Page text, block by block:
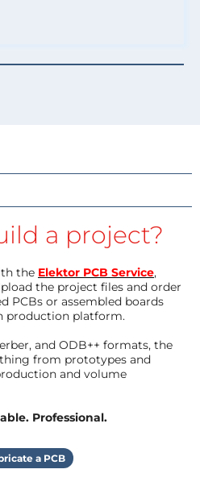
a project?
the Elektor PCB Service,
the project files and order
PCBs or assembled boards
production platform.
and ODB++ formats, the
from prototypes and
and volume
Professional.
a PCB